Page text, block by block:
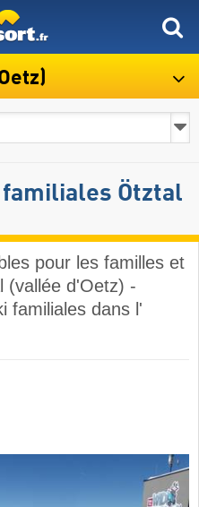
Ötztal
pour les familles et
(vallée d'Oetz) -
familiales dans l'